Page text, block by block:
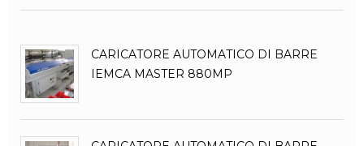
CARICATORE AUTOMATICO DI BARRE
IEMCA MASTER 880MP